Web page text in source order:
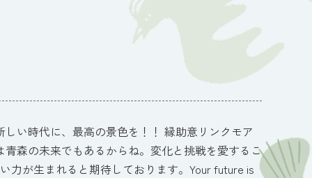
い時代に、最高の景色を！！ 縁助意リンクモア
森の未来でもあるからね。変化と挑戦を愛するこ
力が生まれると期待しております。Your future is